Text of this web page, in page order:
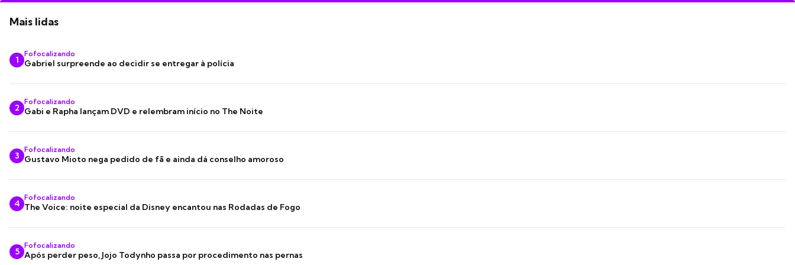
Mais lidas
1
Fofocalizando
Gabriel surpreende ao decidir se entregar à polícia
2
Fofocalizando
Gabi e Rapha lançam DVD e relembram início no The Noite
3
Fofocalizando
Gustavo Mioto nega pedido de fã e ainda dá conselho amoroso
4
Fofocalizando
The Voice: noite especial da Disney encantou nas Rodadas de Fogo
5
Fofocalizando
Após perder peso, Jojo Todynho passa por procedimento nas pernas